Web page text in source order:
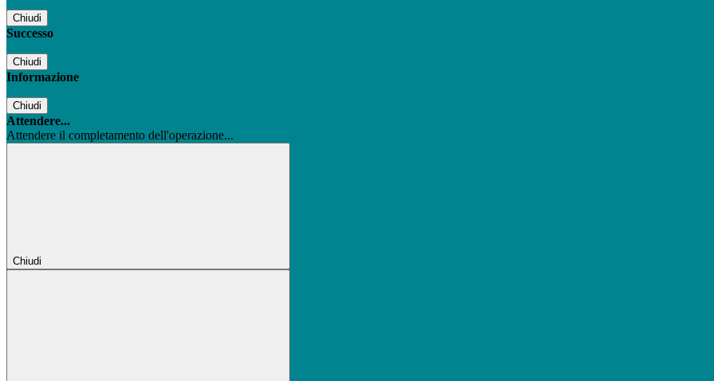
Chiudi
Successo
Chiudi
Informazione
Chiudi
Attendere...
Attendere il completamento dell'operazione...
Chiudi